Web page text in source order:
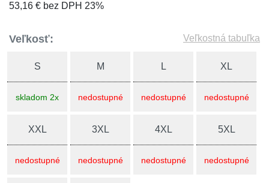
53,16 € bez DPH 23%
Veľkosť: Veľkostná tabuľka
S
skladom 2x
M
nedostupné
L
nedostupné
XL
nedostupné
XXL
nedostupné
3XL
nedostupné
4XL
nedostupné
5XL
nedostupné